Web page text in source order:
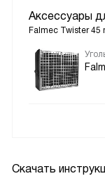
Скачать
Аксессуары
Falmec Twister 45